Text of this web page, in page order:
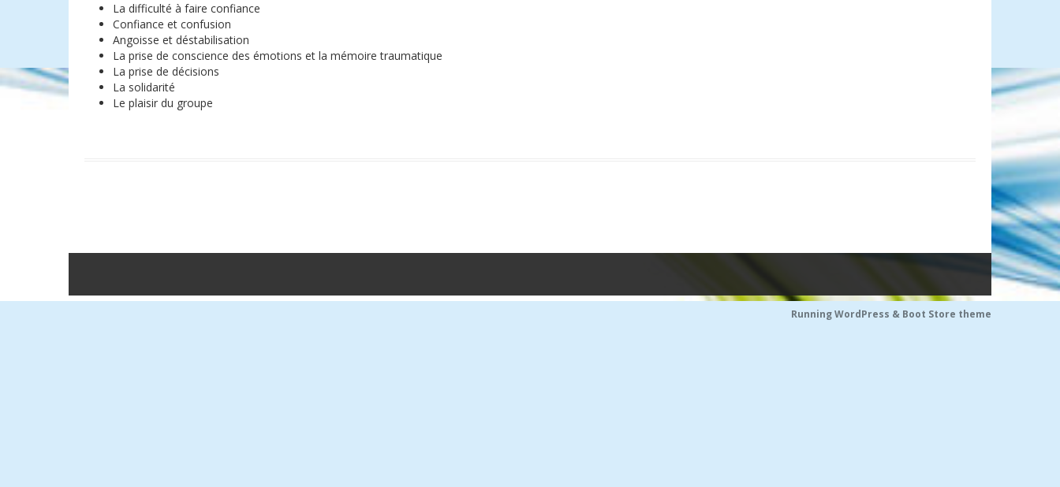
La difficulté à faire confiance
Confiance et confusion
Angoisse et déstabilisation
La prise de conscience des émotions et la mémoire traumatique
La prise de décisions
La solidarité
Le plaisir du groupe
Running WordPress & Boot Store theme